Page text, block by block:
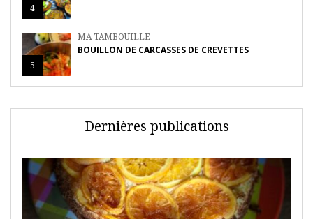
4
5
MA TAMBOUILLE
BOUILLON DE CARCASSES DE CREVETTES
Dernières publications